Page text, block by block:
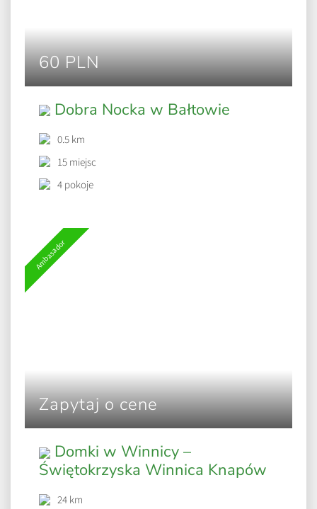
60 PLN
Dobra Nocka w Bałtowie
0.5 km
15 miejsc
4 pokoje
Ambasador
Zapytaj o cene
Domki w Winnicy –
Świętokrzyska Winnica Knapów
24 km